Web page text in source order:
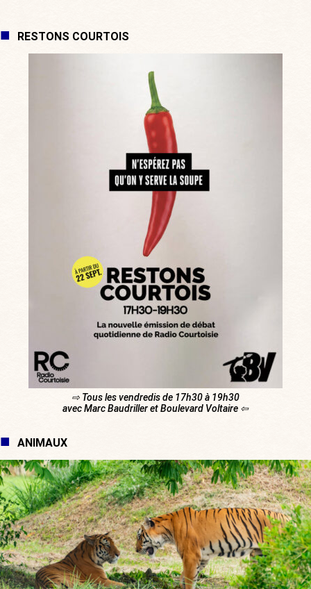
RESTONS COURTOIS
⇨ Tous les vendredis de 17h30 à 19h30
avec Marc Baudriller et Boulevard Voltaire ⇦
ANIMAUX